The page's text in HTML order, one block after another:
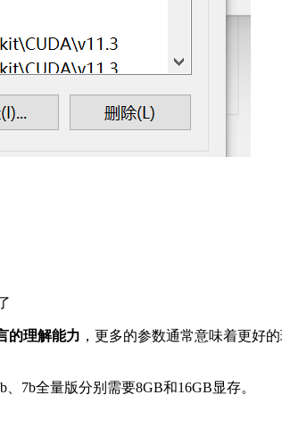
的理解能力 ，更多的参数通常意味着更好
7b全量版分别需要8GB和16GB显存。